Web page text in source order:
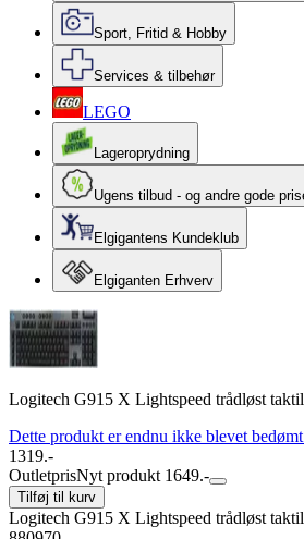
Sport, Fritid & Hobby
Services & tilbehør
LEGO
Lageroprydning
Ugens tilbud - og andre gode
Elgigantens Kundeklub
Elgiganten Erhverv
Logitech G915 X Lightspeed trådløst
Dette produkt er endnu ikke blevet
1319.-
OutletprisNyt produkt 1649.-
Tilføj til kurv
Logitech G915 X Lightspeed trådløst